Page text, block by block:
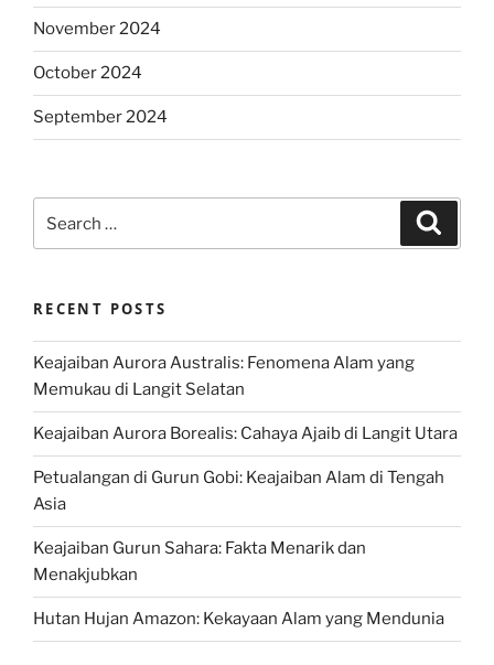
November 2024
October 2024
September 2024
for:
RECENT POSTS
Keajaiban Aurora Australis: Fenomena Alam yang
Memukau di Langit Selatan
Keajaiban Aurora Borealis: Cahaya Ajaib di Langit Utara
Petualangan di Gurun Gobi: Keajaiban Alam di Tengah
Asia
Keajaiban Gurun Sahara: Fakta Menarik dan
Menakjubkan
Hutan Hujan Amazon: Kekayaan Alam yang Mendunia